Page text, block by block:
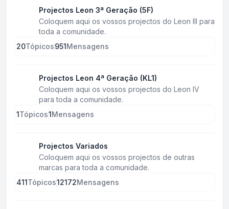
Projectos Leon 3ª Geração (5F)
Coloquem aqui os vossos projectos do Leon III para
toda a comunidade.
20Tópicos951Mensagens
Projectos Leon 4ª Geração (KL1)
Coloquem aqui os vossos projectos do Leon IV
para toda a comunidade.
1Tópicos1Mensagens
Projectos Variados
Coloquem aqui os vossos projectos de outras
marcas para toda a comunidade.
411Tópicos12172Mensagens